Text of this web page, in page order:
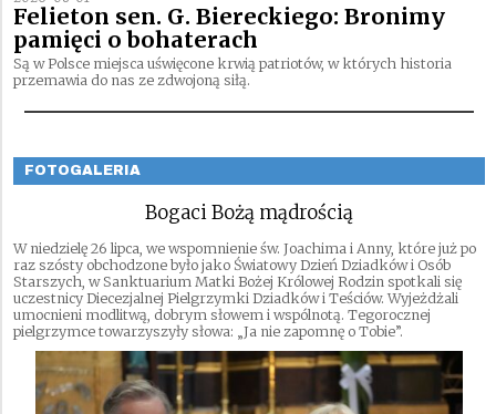
Felieton sen. G. Biereckiego: Bronimy
pamięci o bohaterach
Są w Polsce miejsca uświęcone krwią patriotów, w których historia
przemawia do nas ze zdwojoną siłą.
FOTOGALERIA
Bogaci Bożą mądrością
W niedzielę 26 lipca, we wspomnienie św. Joachima i Anny, które już po
raz szósty obchodzone było jako Światowy Dzień Dziadków i Osób
Starszych, w Sanktuarium Matki Bożej Królowej Rodzin spotkali się
uczestnicy Diecezjalnej Pielgrzymki Dziadków i Teściów. Wyjeżdżali
umocnieni modlitwą, dobrym słowem i wspólnotą. Tegorocznej
pielgrzymce towarzyszyły słowa: „Ja nie zapomnę o Tobie”.